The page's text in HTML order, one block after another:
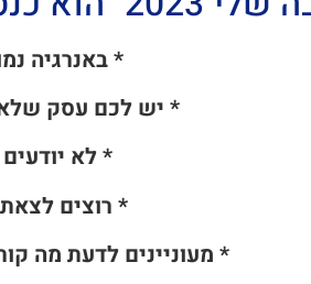
* באנרגיה
* יש לכם עסק
* לא
* רוצים
* מעוניינים לדעת מה